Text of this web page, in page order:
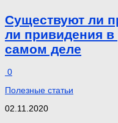
Существуют ли
ли привидения
самом деле
0
Полезные статьи
02.11.2020